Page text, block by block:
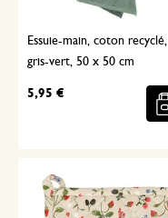
Essuie-main, coton recyclé,
gris-vert, 50 x 50 cm
5,95 €